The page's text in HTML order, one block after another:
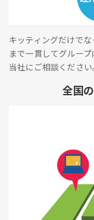
キッティングだけで
まで一貫してグルー
当社にご相談ください
全国